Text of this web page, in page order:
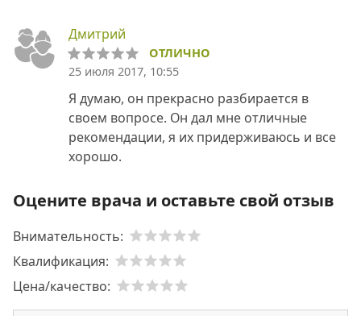
Дмитрий
ОТЛИЧНО
25 июля 2017, 10:55
Я думаю, он прекрасно разбирается в
своем вопросе. Он дал мне отличные
рекомендации, я их придерживаюсь и все
хорошо.
Оцените врача и оставьте свой отзыв
Внимательность:
Квалификация:
Цена/качество: